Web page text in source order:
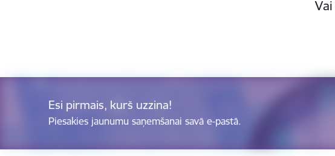
Esi pirmais, kurš uzzina!
Piesakies jaunumu saņemšanai savā e-pastā.